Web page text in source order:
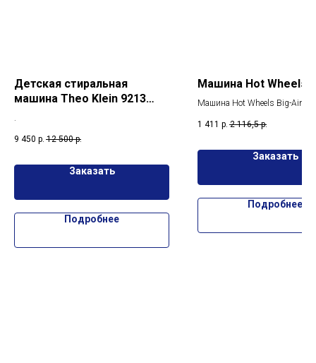
Детская стиральная
машина Theo Klein 9213
.
9 450 р. 12 500 р.
Заказать
Подробнее
Машина Hot Wheels
Машина Hot Wheels Big-Air
1 411 р. 2 116,5 р.
Заказать
Подробнее